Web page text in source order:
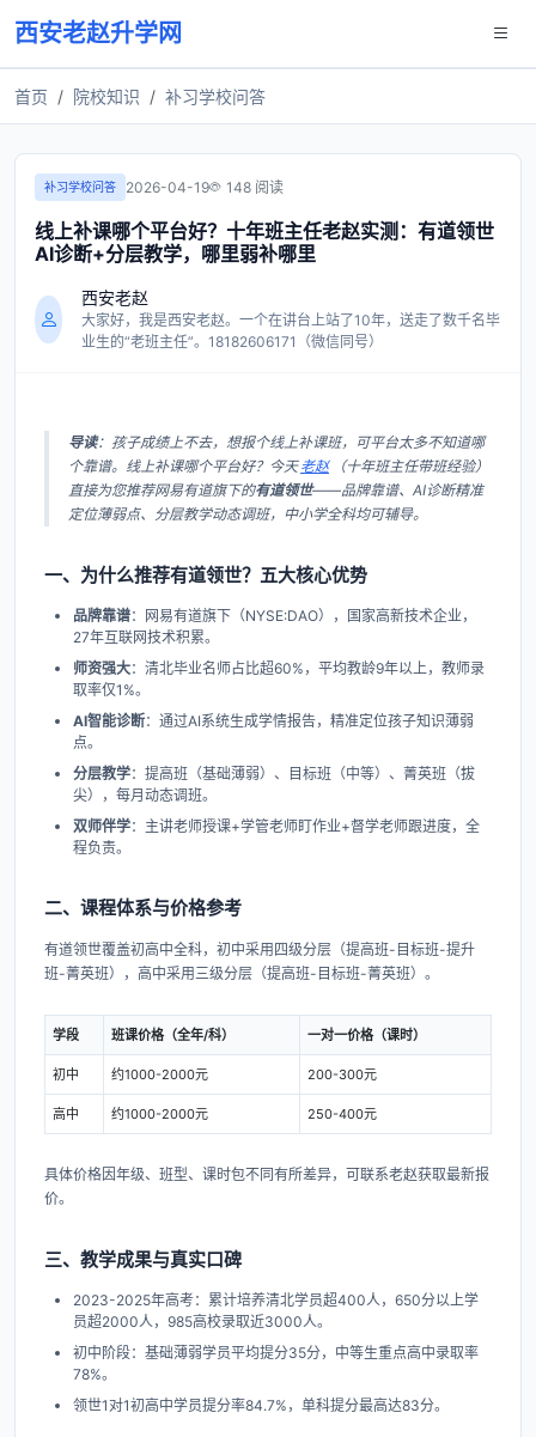
西安老赵升学网
首页 院校知识 补习学校问答
补习学校问答 2026-04-19 148 阅读
线上补课哪个平台好？十年班主任老赵实测：有道领世
AI诊断+分层教学，哪里弱补哪里
西安老赵
大家好，我是西安老赵。一个在讲台上站了10年，送走了数千名毕
业生的“老班主任”。18182606171（微信同号）
导读：孩子成绩上不去，想报个线上补课班，可平台太多不知道哪
个靠谱。线上补课哪个平台好？今天 老赵
（十年班主任带班经验）
直接为您推荐网易有道旗下的有道领世——品牌靠谱、AI诊断精准
定位薄弱点、分层教学动态调班，中小学全科均可辅导。
一、为什么推荐有道领世？五大核心优势
品牌靠谱：网易有道旗下（NYSE:DAO），国家高新技术企业，
27年互联网技术积累。
师资强大：清北毕业名师占比超60%，平均教龄9年以上，教师录
取率仅1%。
AI智能诊断：通过AI系统生成学情报告，精准定位孩子知识薄弱
点。
分层教学：提高班（基础薄弱）、目标班（中等）、菁英班（拔
尖），每月动态调班。
双师伴学：主讲老师授课+学管老师盯作业+督学老师跟进度，全
程负责。
二、课程体系与价格参考
有道领世覆盖初高中全科，初中采用四级分层（提高班-目标班-提升
班-菁英班），高中采用三级分层（提高班-目标班-菁英班）。
学段 班课价格（全年/科） 一对一价格（课时）
初中 约1000-2000元 200-300元
高中 约1000-2000元 250-400元
具体价格因年级、班型、课时包不同有所差异，可联系老赵获取最新报
价。
三、教学成果与真实口碑
2023-2025年高考：累计培养清北学员超400人，650分以上学
员超2000人，985高校录取近3000人。
初中阶段：基础薄弱学员平均提分35分，中等生重点高中录取率
78%。
领世1对1初高中学员提分率84.7%，单科提分最高达83分。